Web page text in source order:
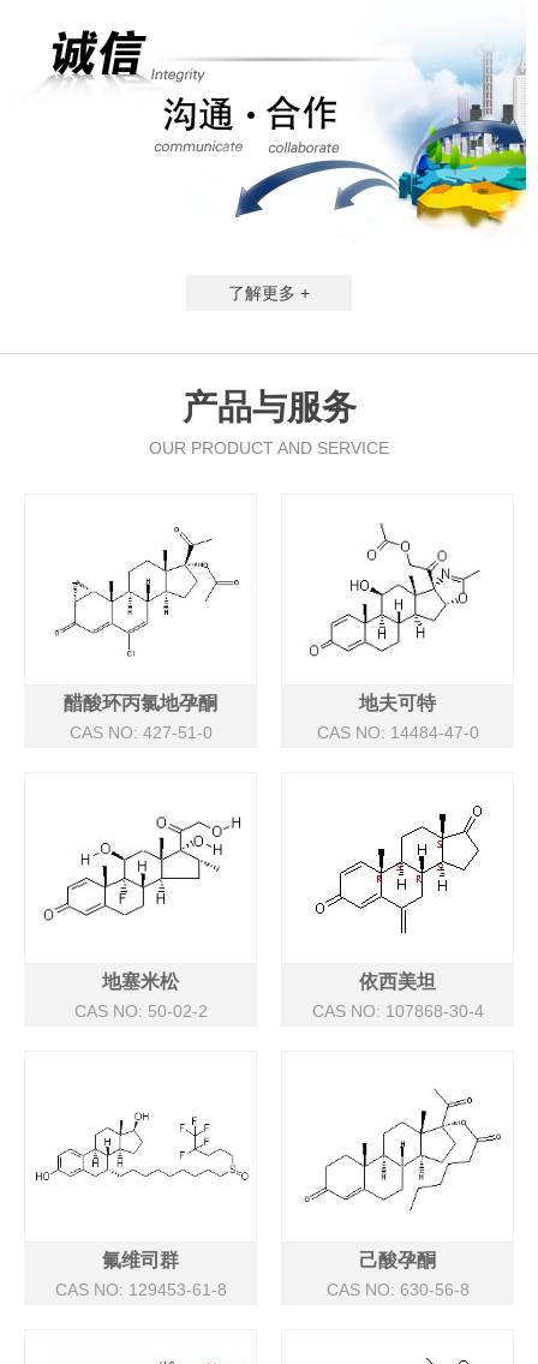
了解更多 +
产品与服务
OUR PRODUCT AND SERVICE
醋酸环丙氯地孕酮
CAS NO: 427-51-0
地夫可特
CAS NO: 14484-47-0
地塞米松
CAS NO: 50-02-2
依西美坦
CAS NO: 107868-30-4
氟维司群
CAS NO: 129453-61-8
己酸孕酮
CAS NO: 630-56-8